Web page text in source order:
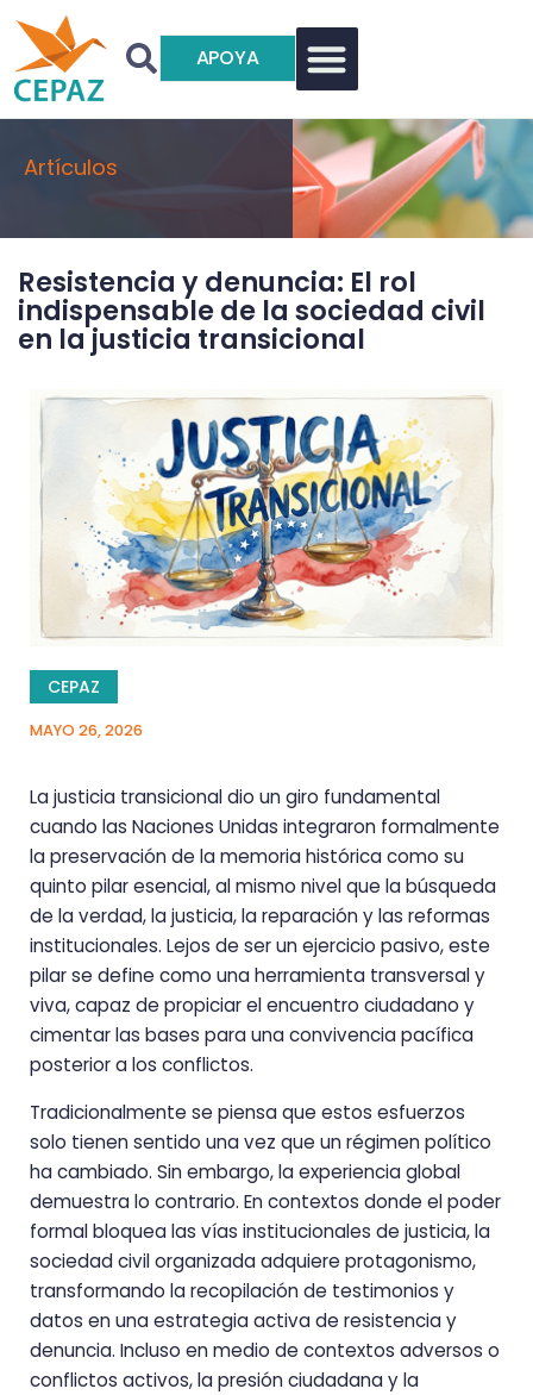
APOYA
Artículos
Resistencia y denuncia: El rol
indispensable de la sociedad civil
en la justicia transicional
CEPAZ
MAYO 26, 2026
La justicia transicional dio un giro fundamental
cuando las Naciones Unidas integraron formalmente
la preservación de la memoria histórica como su
quinto pilar esencial, al mismo nivel que la búsqueda
de la verdad, la justicia, la reparación y las reformas
institucionales. Lejos de ser un ejercicio pasivo, este
pilar se define como una herramienta transversal y
viva, capaz de propiciar el encuentro ciudadano y
cimentar las bases para una convivencia pacífica
posterior a los conflictos.
Tradicionalmente se piensa que estos esfuerzos
solo tienen sentido una vez que un régimen político
ha cambiado. Sin embargo, la experiencia global
demuestra lo contrario. En contextos donde el poder
formal bloquea las vías institucionales de justicia, la
sociedad civil organizada adquiere protagonismo,
transformando la recopilación de testimonios y
datos en una estrategia activa de resistencia y
denuncia. Incluso en medio de contextos adversos o
conflictos activos, la presión ciudadana y la